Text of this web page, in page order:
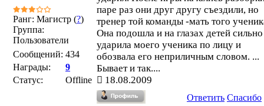
Ранг: Магистр (?)
Группа:
Пользователи
Сообщений: 434
Награды:
9
Статус:
Offline
паре раз они друг другу съездили, но
тренер той команды -мать того
Она подошла и на глазах детей сильно
ударила моего ученика по лицу и
обозвала его неприличным словом. ...
Бывает и так....
18.08.2009
Ответить Спасибо